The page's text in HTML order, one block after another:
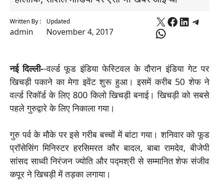
Written By :
admin
Updated
November 4, 2017
X Facebook
WhatsApp
नई दिल्ली--वर्ल्ड फूड इंडिया फेस्टिवल के दौरान इंडिया गेट पर
खिचड़ी पकाने का मेगा इवेंट शुरू हुआ। इसमें करीब 50 शेफ ने
वर्ल्ड रिकॉर्ड के लिए 800 किलो खिचड़ी बनाई। खिचड़ी को सबसे
पहले गुरुद्वारे के लिए निकाला गया।
गुरु पर्व के मौके पर इसे गरीब बच्चों में बांटा गया। शनिवार को फूड
प्रॉसेसिंग मिनिस्टर हरसिमरत कौर बादल, बाबा रामदेव, बीजेपी
सांसद साध्वी निरंजन ज्योति और पद्मश्री से सम्मानित शेफ संजीव
कपूर ने खिचड़ी में तड़का लगाया।